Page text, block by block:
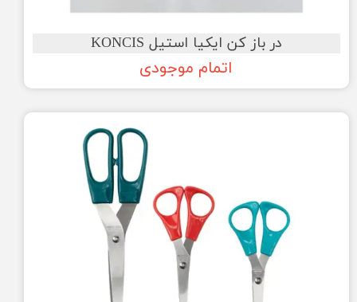
در باز کن ایکیا استیل KONCIS
اتمام موجودی